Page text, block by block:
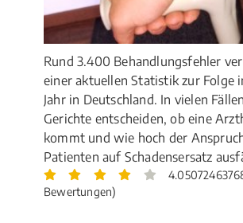
Rund 3.400 Behandlungsfehler
einer aktuellen Statistik zur Folge
Jahr in Deutschland. In vielen
Gerichte entscheiden, ob eine
kommt und wie hoch der
Patienten auf Schadensersatz
Bewertungen)